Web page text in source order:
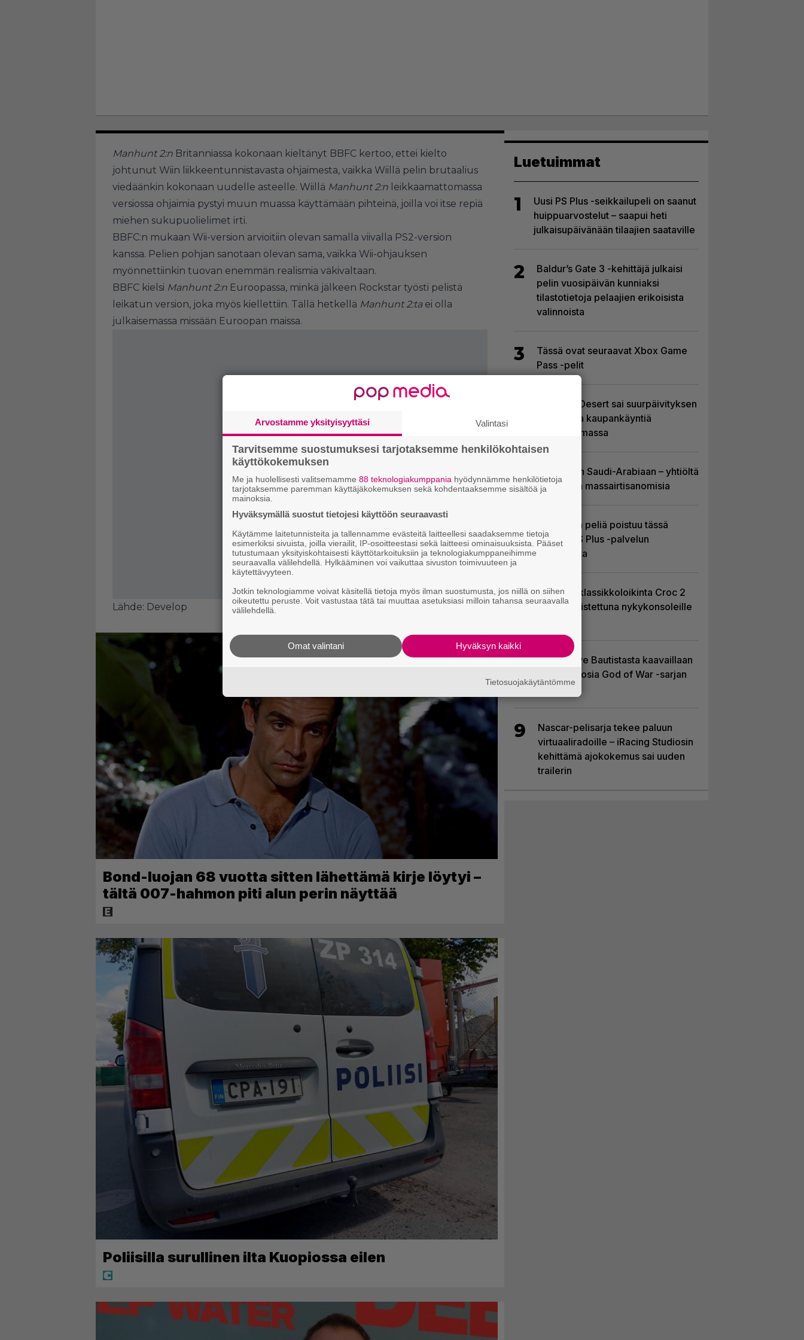
Manhunt 2:n Britanniassa kokonaan kieltänyt BBFC kertoo, ettei kielto
johtunut Wiin liikkeentunnistavasta ohjaimesta, vaikka Wiillä pelin brutaalius
viedäänkin kokonaan uudelle asteelle. Wiillä Manhunt 2:n leikkaamattomassa
versiossa ohjaimia pystyi muun muassa käyttämään pihteinä, joilla voi itse repiä
miehen sukupuolielimet irti.
BBFC:n mukaan Wii-version arvioitiin olevan samalla viivalla PS2-version
kanssa. Pelien pohjan sanotaan olevan sama, vaikka Wii-ohjauksen
myönnettiinkin tuovan enemmän realismia väkivaltaan.
BBFC kielsi Manhunt 2:n Euroopassa, minkä jälkeen Rockstar työsti pelistä
leikatun version, joka myös kiellettiin. Tällä hetkellä Manhunt 2:taei olla
julkaisemassa missään Euroopan maissa.
Lähde: Develop
Bond-luojan 68 vuotta sitten lähettämä kirje löytyi –
tältä 007-hahmon piti alun perin näyttää
Poliisilla surullinen ilta Kuopiossa eilen
Luetuimmat
1
Uusi PS Plus -seikkailupeli on saanut
huippuarvostelut – saapui heti
julkaisupäivänään tilaajien saataville
2
Baldur’s Gate 3 -kehittäjä julkaisi
pelin vuosipäivän kunniaksi
tilastotietoja pelaajien erikoisista
valinnoista
3
Tässä ovat seuraavat Xbox Game
Pass -pelit
Crimson Desert sai suurpäivityksen
– uudistaa kaupankäyntiä
pelimaailmassa
5
EA myytiin Saudi-Arabiaan – yhtiöltä
odotetaan massairtisanomisia
6
Yhdeksän peliä poistuu tässä
kuussa PS Plus -palvelun
tarjonnasta
7
PS1-ajan klassikkoloikinta Croc 2
palaa uudistettuna nykykonsoleille
8
Huhu: Dave Bautistasta kaavaillaan
uutta Kratosia God of War -sarjan
pääosaan
9
Nascar-pelisarja tekee paluun
virtuaaliradoille – iRacing Studiosin
kehittämä ajokokemus sai uuden
trailerin
Arvostamme yksityisyyttäsi Valintasi
Tarvitsemme suostumuksesi tarjotaksemme henkilökohtaisen
käyttökokemuksen
Me ja huolellisesti valitsemamme 88 teknologiakumppania hyödynnämme henkilötietoja
tarjotaksemme paremman käyttäjäkokemuksen sekä kohdentaaksemme sisältöä ja
mainoksia.
Hyväksymällä suostut tietojesi käyttöön seuraavasti
Käytämme laitetunnisteita ja tallennamme evästeitä laitteellesi saadaksemme tietoja
esimerkiksi sivuista, joilla vierailit, IP-osoitteestasi sekä laitteesi ominaisuuksista. Pääset
tutustumaan yksityiskohtaisesti käyttötarkoituksiin ja teknologiakumppaneihimme
seuraavalla välilehdellä. Hylkääminen voi vaikuttaa sivuston toimivuuteen ja
käytettävyyteen.
Jotkin teknologiamme voivat käsitellä tietoja myös ilman suostumusta, jos niillä on siihen
oikeutettu peruste. Voit vastustaa tätä tai muuttaa asetuksiasi milloin tahansa seuraavalla
välilehdellä.
Hyväksyn kaikki
Omat valintani
Tietosuojakäytäntömme